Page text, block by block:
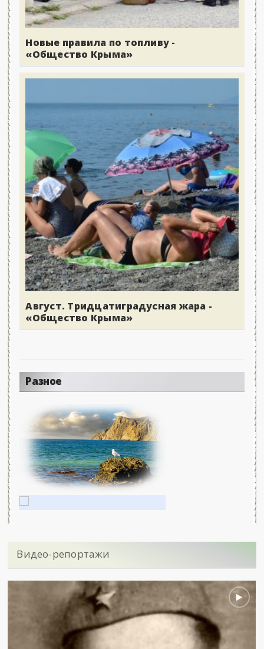
Новые правила по топливу -
«Общество Крыма»
Август. Тридцатиградусная жара -
«Общество Крыма»
Разное
Видео-репортажи